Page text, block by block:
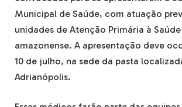
Municipal de Saúde, com atuação
unidades de Atenção Primária à
amazonense. A apresentação deve
10 de julho, na sede da pasta
Adrianópolis.